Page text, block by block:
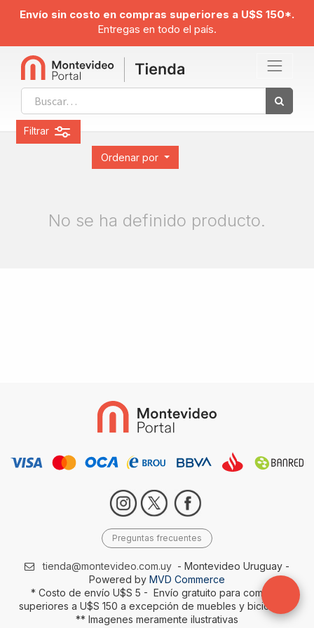
Envío sin costo en compras superiores a U$S 150*.
Entregas en todo el país.
Ordenar por
Filtrar
No se ha definido producto.
Preguntas frecuentes
tienda@montevideo.com.uy - Montevideo Uruguay -
Powered by MVD Commerce
* Costo de envío U$S 5 - Envío gratuito para compras
superiores a U$S 150 a excepción de muebles y bicicletas-
** Imagenes meramente ilustrativas